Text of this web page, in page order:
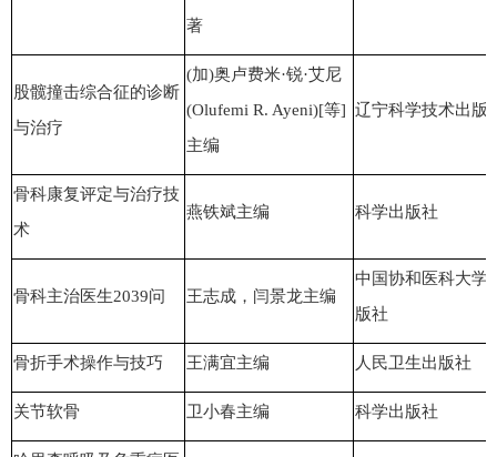
著
股髋撞击综合征的诊断
与治疗
(加)奥卢费米·锐·艾尼
(Olufemi R. Ayeni)[等]
主编
辽宁科学技术出版
骨科康复评定与治疗技
术
燕铁斌主编 科学出版社
骨科主治医生2039问 王志成，闫景龙主编
中国协和医科大学
版社
骨折手术操作与技巧 王满宜主编 人民卫生出版社
关节软骨 卫小春主编 科学出版社